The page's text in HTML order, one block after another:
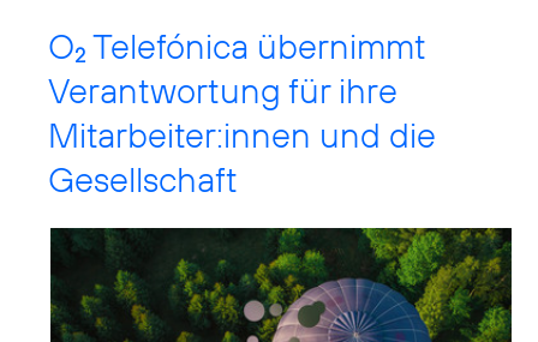
O2 Telefónica übernimmt
Verantwortung für ihre
Mitarbeiter:innen und die
Gesellschaft